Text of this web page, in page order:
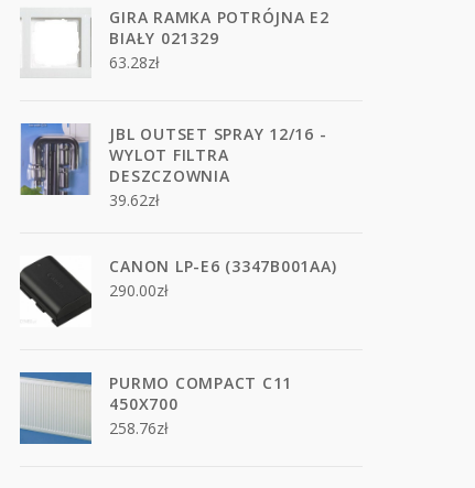
GIRA RAMKA POTRÓJNA E2
BIAŁY 021329
63.28zł
JBL OUTSET SPRAY 12/16 -
WYLOT FILTRA
DESZCZOWNIA
39.62zł
CANON LP-E6 (3347B001AA)
290.00zł
PURMO COMPACT C11
450X700
258.76zł